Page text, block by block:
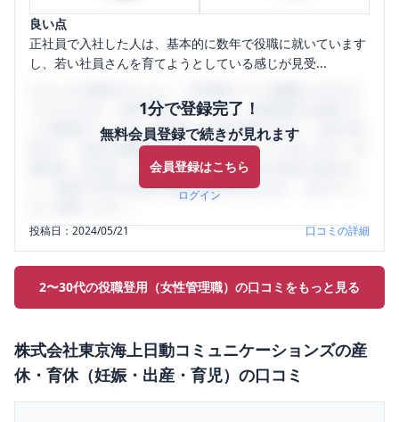
良い点
正社員で入社した人は、基本的に数年で役職に就いています
し、若い社員さんを育てようとしている感じが見受...
1分で登録完了！
無料会員登録で続きが見れます
会員登録はこちら
ログイン
うになります。SHEHUB(シーハブ)は、女性限定の企業口コ
ミの投稿サイトです。給与面・女性の働きやすさ・会社の評
判など、女性の転職は気にすべき点がたくさんあります。先
輩社員（元社員）の口コミを通して、本当の会社の姿を知
り、将来の不安や現在の悩みを解消するために、ぜひサイト
投稿日：2024/05/21 口コミの詳細
2〜30代の役職登用（女性管理職）の口コミをもっと見る
株式会社東京海上日動コミュニケーションズの産
休・育休（妊娠・出産・育児） の口コミ